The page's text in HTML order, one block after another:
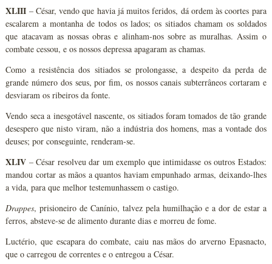
XLIII – César, vendo que havia já muitos feridos, dá ordem às coortes para
escalarem a montanha de todos os lados; os sitiados chamam os soldados
que atacavam as nossas obras e alinham-nos sobre as muralhas. Assim o
combate cessou, e os nossos depressa apagaram as chamas.
Como a resistência dos sitiados se prolongasse, a despeito da perda de
grande número dos seus, por fim, os nossos canais subterrâneos cortaram e
desviaram os ribeiros da fonte.
Vendo seca a inesgotável nascente, os sitiados foram tomados de tão grande
desespero que nisto viram, não a indústria dos homens, mas a vontade dos
deuses; por conseguinte, renderam-se.
XLIV – César resolveu dar um exemplo que intimidasse os outros Estados:
mandou cortar as mãos a quantos haviam empunhado armas, deixando-lhes
a vida, para que melhor testemunhassem o castigo.
Drappes, prisioneiro de Canínio, talvez pela humilhação e a dor de estar a
ferros, absteve-se de alimento durante dias e morreu de fome.
Luctério, que escapara do combate, caiu nas mãos do arverno Epasnacto,
que o carregou de correntes e o entregou a César.